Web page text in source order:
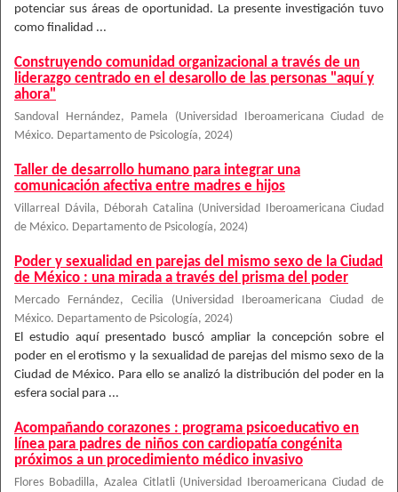
potenciar sus áreas de oportunidad. La presente investigación tuvo
como finalidad ...
Construyendo comunidad organizacional a través de un
liderazgo centrado en el desarollo de las personas "aquí y
ahora"
Sandoval Hernández, Pamela (Universidad Iberoamericana Ciudad de
México. Departamento de Psicología, 2024)
Taller de desarrollo humano para integrar una
comunicación afectiva entre madres e hijos
Villarreal Dávila, Déborah Catalina (Universidad Iberoamericana Ciudad
de México. Departamento de Psicología, 2024)
Poder y sexualidad en parejas del mismo sexo de la Ciudad
de México : una mirada a través del prisma del poder
Mercado Fernández, Cecilia (Universidad Iberoamericana Ciudad de
México. Departamento de Psicología, 2024)
El estudio aquí presentado buscó ampliar la concepción sobre el
poder en el erotismo y la sexualidad de parejas del mismo sexo de la
Ciudad de México. Para ello se analizó la distribución del poder en la
esfera social para ...
Acompañando corazones : programa psicoeducativo en
línea para padres de niños con cardiopatía congénita
próximos a un procedimiento médico invasivo
Flores Bobadilla, Azalea Citlatli (Universidad Iberoamericana Ciudad de